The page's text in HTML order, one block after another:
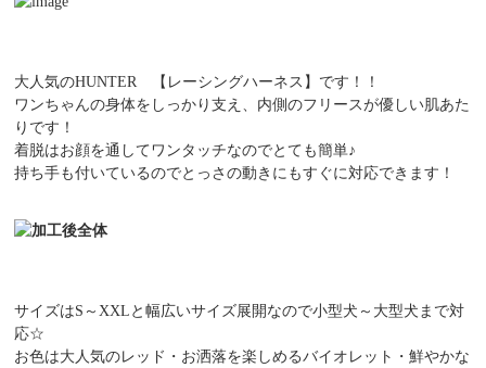
大人気のHUNTER 【レーシングハーネス】です！！
ワンちゃんの身体をしっかり支え、内側のフリースが優しい肌あた
りです！
着脱はお顔を通してワンタッチなのでとても簡単♪
持ち手も付いているのでとっさの動きにもすぐに対応できます！
サイズはS～XXL と幅広いサイズ展開なので小型犬～大型犬まで対
応☆
お色は大人気のレッド・お洒落を楽しめるバイオレット・鮮やかな